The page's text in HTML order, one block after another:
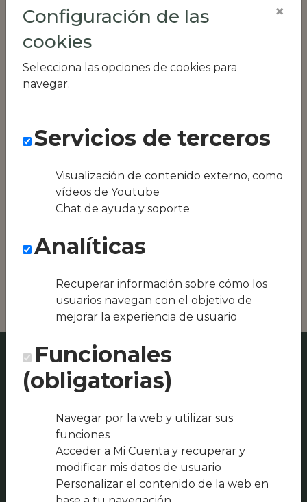
semanalmente
Factura única
Acceso individual
RR.HH
equipos híbridos
Conseguimos la
oferta local de tu
ser Alma Ezequiel
KonSentido fusión
Configuración de las
cookies
Selecciona las opciones de cookies para
navegar.
×
Servicios de terceros
Visualización de contenido externo, como
vídeos de Youtube
Chat de ayuda y soporte
Analíticas
Recuperar información sobre cómo los
usuarios navegan con el objetivo de
mejorar la experiencia de usuario
Funcionales
(obligatorias)
Navegar por la web y utilizar sus
funciones
Acceder a Mi Cuenta y recuperar y
modificar mis datos de usuario
Personalizar el contenido de la web en